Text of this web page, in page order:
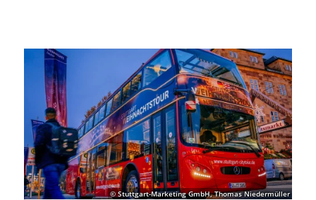
© Stuttgart-Marketing GmbH, Thomas Niedermüller